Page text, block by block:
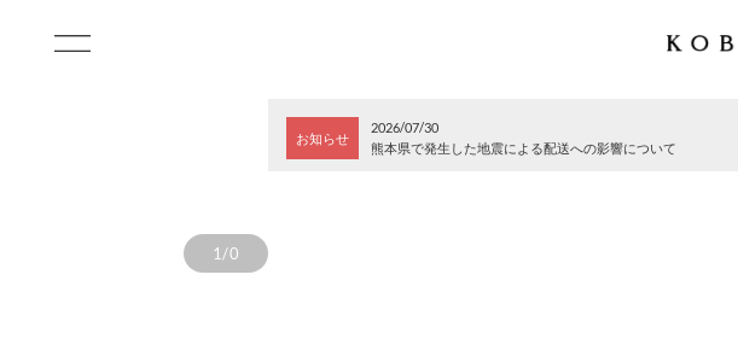
お知らせ
2026/07/30
熊本県で発生した地震による配送への影響について
1/0